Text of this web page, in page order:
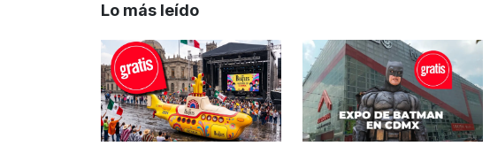
Lo más leído